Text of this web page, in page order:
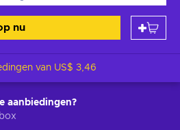
nu
van US$ 3,46
aanbiedingen?